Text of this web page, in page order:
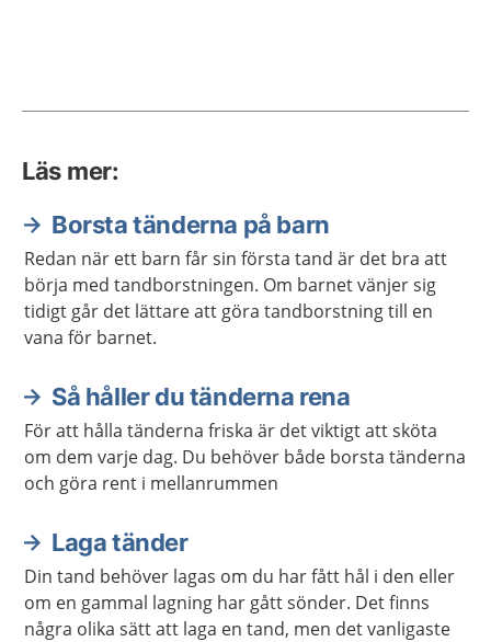
Läs mer:
Borsta tänderna på barn
Redan när ett barn får sin första tand är det bra att
börja med tandborstningen. Om barnet vänjer sig
tidigt går det lättare att göra tandborstning till en
vana för barnet.
Så håller du tänderna rena
För att hålla tänderna friska är det viktigt att sköta
om dem varje dag. Du behöver både borsta tänderna
och göra rent i mellanrummen
Laga tänder
Din tand behöver lagas om du har fått hål i den eller
om en gammal lagning har gått sönder. Det finns
några olika sätt att laga en tand, men det vanligaste